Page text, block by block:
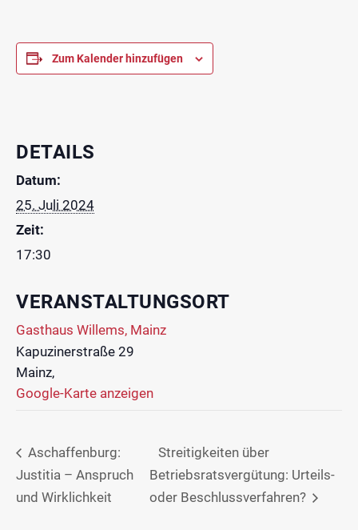
Zum Kalender hinzufügen
DETAILS
Datum:
25. Juli 2024
Zeit:
17:30
VERANSTALTUNGSORT
Gasthaus Willems, Mainz
Kapuzinerstraße 29
Mainz,
Google-Karte anzeigen
Aschaffenburg:
Justitia – Anspruch
und Wirklichkeit
Streitigkeiten über
Betriebsratsvergütung: Urteils-
oder Beschlussverfahren?